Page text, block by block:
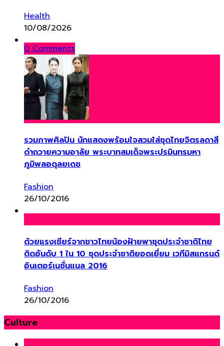
Health
10/08/2026
0 Comments
รวมภาพศิลปิน นักแสดงพร้อมใจสวมใส่ชุดไทยจิตรลดาสี
ดำถวายความอาลัย พระบาทสมเด็จพระปรมินทรมหา
ภูมิพลอดุลยเดช
Fashion
26/10/2016
ด้วยแรงเชียร์จากชาวไทยน้องฝ้ายพาชุดประจำชาติไทย
ติดอันดับ 1 ใน 10 ชุดประจำชาติยอดเยี่ยม เวทีมิสแกรนด์
อินเตอร์เนชั่นแนล 2016
Fashion
26/10/2016
Culture